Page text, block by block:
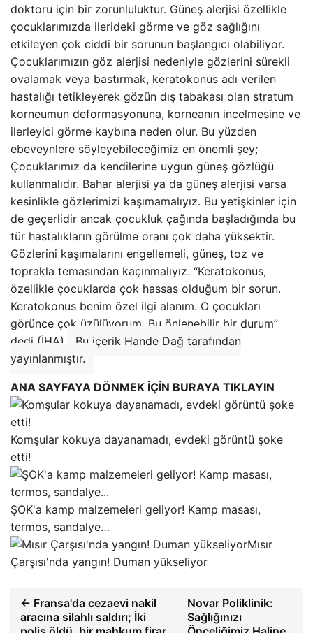
doktoru için bir zorunluluktur. Güneş alerjisi özellikle
çocuklarımızda ilerideki görme ve göz sağlığını
etkileyen çok ciddi bir sorunun başlangıcı olabiliyor.
Çocuklarımızın göz alerjisi nedeniyle gözlerini sürekli
ovalamak veya bastırmak, keratokonus adı verilen
hastalığı tetikleyerek gözün dış tabakası olan stratum
korneumun deformasyonuna, korneanın incelmesine ve
ilerleyici görme kaybına neden olur. Bu yüzden
ebeveynlere söyleyebileceğimiz en önemli şey;
Çocuklarımız da kendilerine uygun güneş gözlüğü
kullanmalıdır. Bahar alerjisi ya da güneş alerjisi varsa
kesinlikle gözlerimizi kaşımamalıyız. Bu yetişkinler için
de geçerlidir ancak çocukluk çağında başladığında bu
tür hastalıkların görülme oranı çok daha yüksektir.
Gözlerini kaşımalarını engellemeli, güneş, toz ve
toprakla temasından kaçınmalıyız. “Keratokonus,
özellikle çocuklarda çok hassas olduğum bir sorun.
Keratokonus benim özel ilgi alanım. O çocukları
görünce çok üzülüyorum. Bu önlenebilir bir durum”
dedi (İHA).
Bu içerik Hande Dağ tarafından
yayınlanmıştır.
ANA SAYFAYA DÖNMEK İÇİN BURAYA TIKLAYIN
Komşular kokuya dayanamadı, evdeki görüntü şoke
etti!
ŞOK'a kamp malzemeleri geliyor! Kamp masası,
termos, sandalye…
Mısır
Çarşısı'nda yangın! Duman yükseliyor
← Fransa'da cezaevi nakil
aracına silahlı saldırı; İki
Novar Poliklinik:
Sağlığınızı